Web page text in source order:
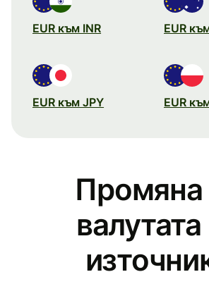
EUR към INR EUR
EUR към JPY EUR
Промяна
валутата